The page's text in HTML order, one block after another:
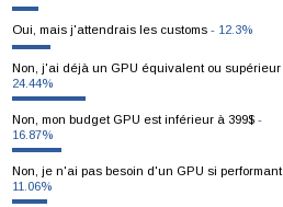
Oui, mais j'attendrais les customs - 12.3%
Non, j'ai déjà un GPU équivalent ou supérieur
24.44%
Non, mon budget GPU est inférieur à 399$ -
16.87%
Non, je n'ai pas besoin d'un GPU si performant
11.06%